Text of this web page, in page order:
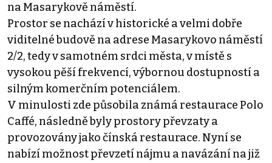
na Masarykově náměstí.
Prostor se nachází v historické a velmi dobře
viditelné budově na adrese Masarykovo náměstí
2/2, tedy v samotném srdci města, v místě s
vysokou pěší frekvencí, výbornou dostupností a
silným komerčním potenciálem.
V minulosti zde působila známá restaurace Polo
Caffé, následně byly prostory převzaty a
provozovány jako čínská restaurace. Nyní se
nabízí možnost převzetí nájmu a navázání na již